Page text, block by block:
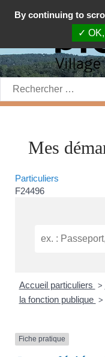
Rechercher:
Mes
Particuliers
F24496
Accueil particuliers >
la fonction publique >
Fiche pratique
By continuing to
✓ OK,